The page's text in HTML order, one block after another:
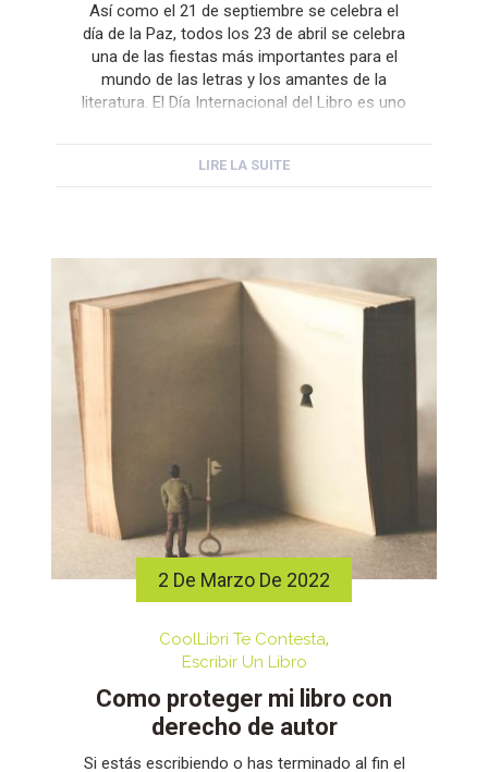
Así como el 21 de septiembre se celebra el
día de la Paz, todos los 23 de abril se celebra
una de las fiestas más importantes para el
mundo de las letras y los amantes de la
literatura. El Día Internacional del Libro es uno
LIRE LA SUITE
2 De Marzo De 2022
CoolLibri Te Contesta
Escribir Un Libro
Como proteger mi libro con
derecho de autor
Si estás escribiendo o has terminado al fin el